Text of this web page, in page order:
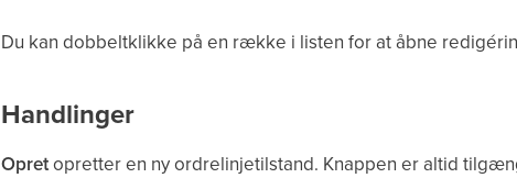
Du kan dobbeltklikke på en række i listen for at åbne
Handlinger
Opretopretter en ny ordrelinjetilstand. Knappen er altid